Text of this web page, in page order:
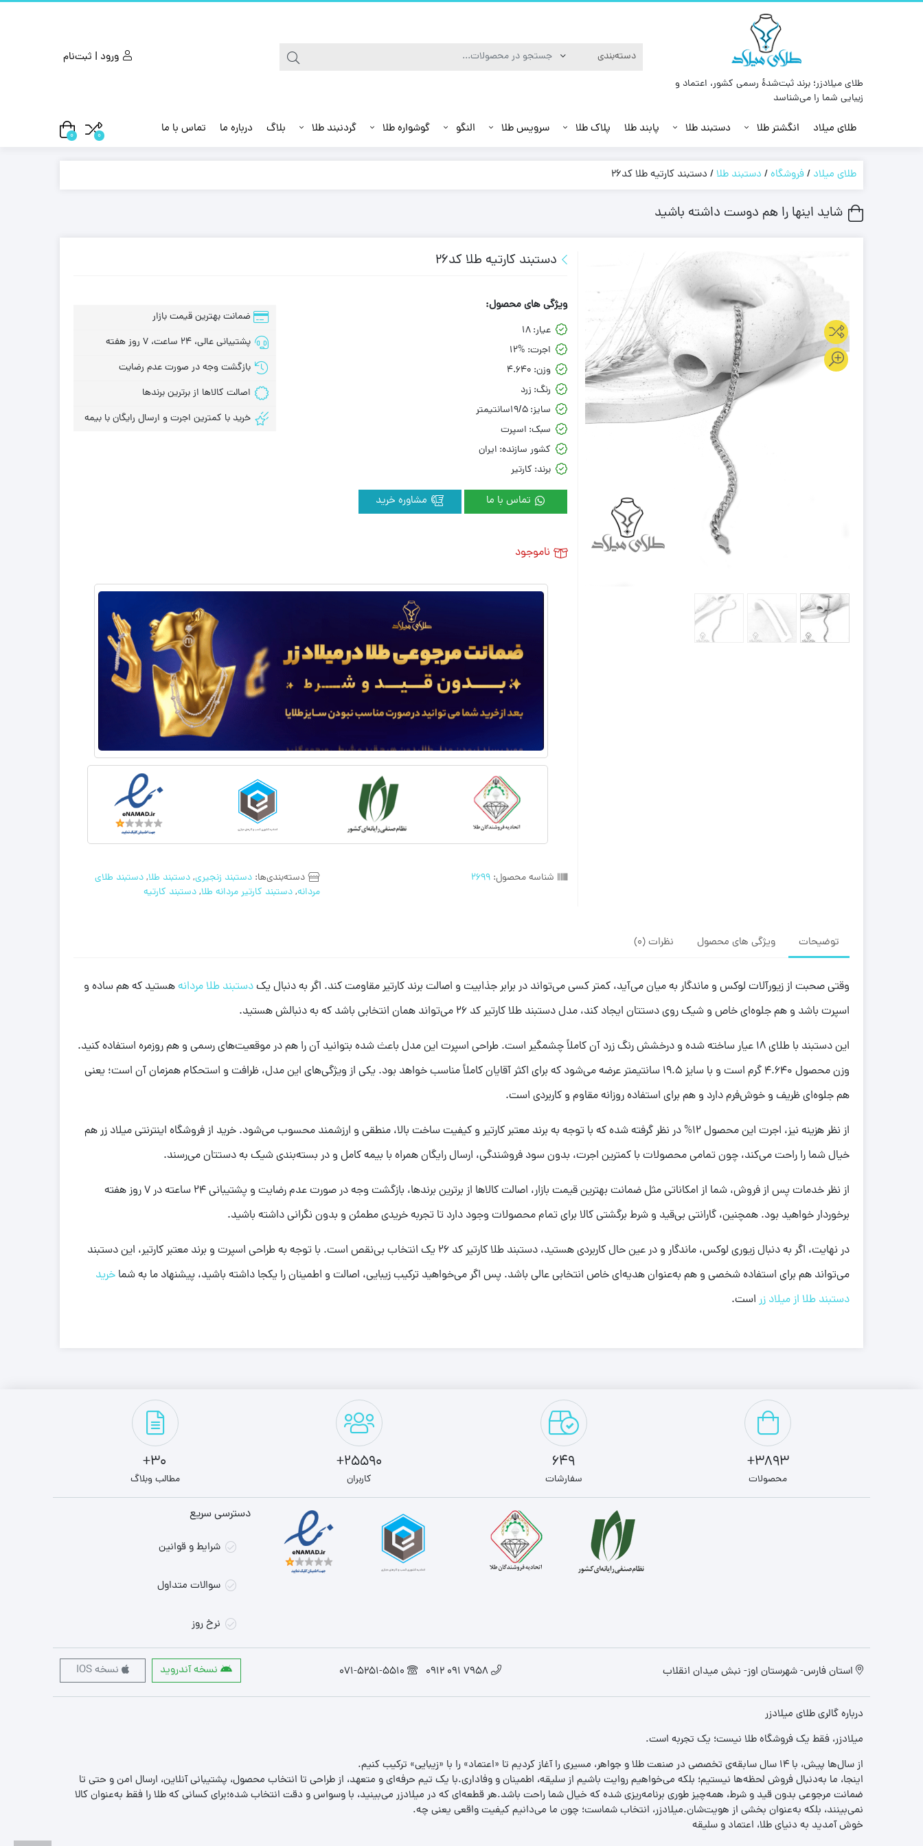
طلای میلادزر؛ برند ثبت‌شدهٔ رسمی کشور، اعتماد و
زیبایی شما را می‌شناسد
ورود | ثبت‌نام
طلای میلاد انگشتر طلا دستبند طلا پابند طلا پلاک طلا سرویس طلا النگو گوشواره طلا گردنبند طلا بلاگ درباره ما تماس با ما 0
0
طلای میلاد /فروشگاه/ دستبند طلا/ دستبند کارتیه طلا کد26
شاید اینها را هم دوست داشته باشید
دستبند کارتیه طلا کد26
شناسه محصول:2699 دسته‌بندی‌ها: دستبند زنجیری,دستبند طلا,دستبند طلای
مردانه,دستبند کارتیر مردانه طلا,دستبند کارتیه
ویژگی های محصول:
عیار: 18
اجرت: 12%
وزن: 4.640
رنگ: زرد
سایز: 19/5سانتیمتر
سبک: اسپرت
کشور سازنده: ایران
برند: کارتیر
تماس با ما
ضمانت بهترین قیمت بازار
پشتیبانی عالی، 24 ساعت، 7 روز هفته
بازگشت وجه در صورت عدم رضایت
اصالت کالاها از برترین برندها
خرید با کمترین اجرت و ارسال رایگان با بیمه
ناموجود
توضیحات ویژگی های محصول نظرات (0)
وقتی صحبت از زیورآلات لوکس و ماندگار به میان می‌آید، کمتر کسی می‌تواند در برابر جذابیت و اصالت برند کارتیر مقاومت کند. اگر به دنبال یکدستبند طلا مردانههستید که هم ساده و
اسپرت باشد و هم جلوه‌ای خاص و شیک روی دستتان ایجاد کند، مدل دستبند طلا کارتیر کد 26 می‌تواند همان انتخابی باشد که به دنبالش هستید.
این دستبند با طلای 18 عیار ساخته شده و درخشش رنگ زرد آن کاملاً چشمگیر است. طراحی اسپرت این مدل باعث شده بتوانید آن را هم در موقعیت‌های رسمی و هم روزمره استفاده کنید.
وزن محصول 4.640 گرم است و با سایز 19.5 سانتیمتر عرضه می‌شود که برای اکثر آقایان کاملاً مناسب خواهد بود. یکی از ویژگی‌های این مدل، ظرافت و استحکام همزمان آن است؛ یعنی
هم جلوه‌ای ظریف و خوش‌فرم دارد و هم برای استفاده روزانه مقاوم و کاربردی است.
از نظر هزینه نیز، اجرت این محصول 12% در نظر گرفته شده که با توجه به برند معتبر کارتیر و کیفیت ساخت بالا، منطقی و ارزشمند محسوب می‌شود. خرید از فروشگاه اینترنتی میلاد زر هم
خیال شما را راحت می‌کند، چون تمامی محصولات با کمترین اجرت، بدون سود فروشندگی، ارسال رایگان همراه با بیمه کامل و در بسته‌بندی شیک به دستتان می‌رسند.
از نظر خدمات پس از فروش، شما از امکاناتی مثل ضمانت بهترین قیمت بازار، اصالت کالاها از برترین برندها، بازگشت وجه در صورت عدم رضایت و پشتیبانی 24 ساعته در 7 روز هفته
برخوردار خواهید بود. همچنین، گارانتی بی‌قید و شرط برگشتی کالا برای تمام محصولات وجود دارد تا تجربه خریدی مطمئن و بدون نگرانی داشته باشید.
در نهایت، اگر به دنبال زیوری لوکس، ماندگار و در عین حال کاربردی هستید، دستبند طلا کارتیر کد 26 یک انتخاب بی‌نقص است. با توجه به طراحی اسپرت و برند معتبر کارتیر، این دستبند
می‌تواند هم برای استفاده شخصی و هم به‌عنوان هدیه‌ای خاص انتخابی عالی باشد. پس اگر می‌خواهید ترکیب زیبایی، اصالت و اطمینان را یکجا داشته باشید، پیشنهاد ما به شما خرید
دستبند طلا از میلاد زر است.
3893+
محصولات
649
سفارشات
25590+
کاربران
30+
مطالب وبلاگ
دسترسی سریع
شرایط و قوانین
سوالات متداول
نرخ روز
استان فارس- شهرستان اوز- نبش میدان انقلاب 7958 091 0912
071-5251-5510 نسخه آندروید نسخه IOS
درباره گالری طلای میلادزر
میلادزر، فقط یک فروشگاه طلا نیست؛ یک تجربه‌ است.
از سال‌ها پیش، با ۱۴ سال سابقه‌ی تخصصی در صنعت طلا و جواهر، مسیری را آغاز کردیم تا «اعتماد» را با «زیبایی» ترکیب کنیم.
اینجا، ما به‌دنبال فروش لحظه‌ها نیستیم؛ بلکه می‌خواهیم روایت باشیم از سلیقه، اطمینان و وفاداری.با یک تیم حرفه‌ای و متعهد، از طراحی تا انتخاب محصول، پشتیبانی آنلاین، ارسال امن و حتی تا
ضمانت مرجوعی بدون قید و شرط، همه‌چیز طوری برنامه‌ریزی شده که خیال شما راحت باشد.هر قطعه‌ای که در میلادزر می‌بینید، با وسواس و دقت انتخاب شده؛برای کسانی که طلا را فقط به‌عنوان کالا
نمی‌بینند، بلکه به‌عنوان بخشی از هویت‌شان.میلادزر، انتخاب شماست؛ چون ما می‌دانیم کیفیت واقعی یعنی چه.
خوش آمدید به دنیای طلا، اعتماد و سلیقه